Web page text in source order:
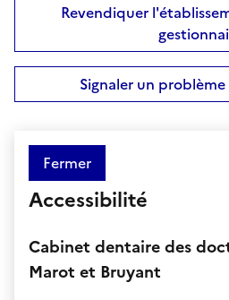
Revendiquer
Signaler un
Fermer
Accessibilité
Cabinet dentaire des
Marot et Bruyant